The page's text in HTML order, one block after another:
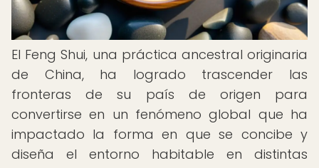
El Feng Shui, una práctica ancestral originaria
de China, ha logrado trascender las
fronteras de su país de origen para
convertirse en un fenómeno global que ha
impactado la forma en que se concibe y
diseña el entorno habitable en distintas